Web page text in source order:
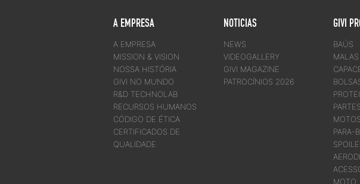
A EMPRESA
A EMPRESA
MISSION & VISION
NOSSA HISTÓRIA
GIVI NO MUNDO
R&D TECHNOLAB
RECURSOS HUMANOS
CÓDIGO DE ÉTICA
CERTIFICADOS DE
QUALIDADE
NOTICIAS
NEWS
VIDEOGALLERY
GIVI MAGAZINE
PATROCÍNIOS 2026
GIVI
BAÚS
MOTOS
PARA-
MOTO